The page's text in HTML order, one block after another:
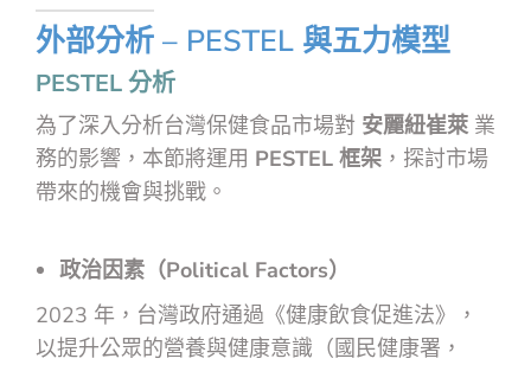
外部分析 – PESTEL 與五力模型
PESTEL 分析
為了深入分析台灣保健食品市場對 安麗紐崔萊 業
務的影響，本節將運用 PESTEL 框架 ，探討市場
帶來的機會與挑戰。
政治因素（Political Factors）
2023 年，台灣政府通過《健康飲食促進法》，
以提升公眾的營養與健康意識（國民健康署，